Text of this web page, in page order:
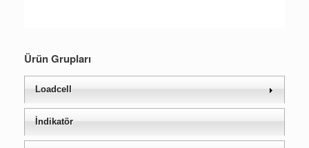
Ürün Grupları
Loadcell
İndikatör